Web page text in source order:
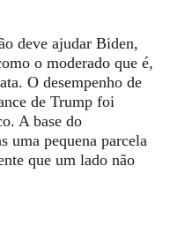
deve ajudar Biden,
o moderado que é,
O desempenho de
de Trump foi
A base do
uma pequena parcela
que um lado não